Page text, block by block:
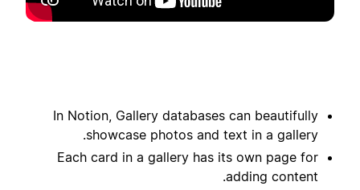
In Notion, Gallery databases can beautifully
showcase photos and text in a gallery.
Each card in a gallery has its own page for
adding content.